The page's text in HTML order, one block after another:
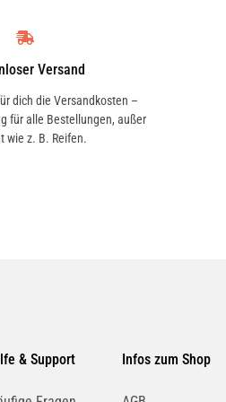
00
504
507 00
API CF
5W-
Versand
dich die Versandkosten –
für alle Bestellungen, außer
wie z. B. Reifen.
& Support Infos zum Shop